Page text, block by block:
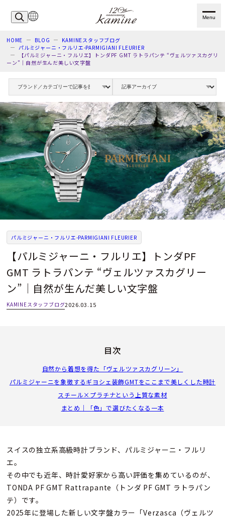
Menu
HOME BLOG
KAMINEスタッフブログ
パルミジャーニ・フルリエ-PARMIGIANI FLEURIER
【パルミジャーニ・フルリエ】トンダPF GMT ラトラパンテ “ヴェルツァスカグリ
ーン”｜自然が生んだ美しい文字盤
パルミジャーニ・フルリエ-PARMIGIANI FLEURIER
【パルミジャーニ・フルリエ】トンダPF
GMT ラトラパンテ “ヴェルツァスカグリー
ン”｜自然が生んだ美しい文字盤
KAMINEスタッフブログ2026.03.15
目次
自然から着想を得た「ヴェルツァスカグリーン」
パルミジャーニを象徴するギヨシェ装飾GMTをここまで美しくした時計
スチール×プラチナという上質な素材
まとめ｜「色」で選びたくなる一本
スイスの独立系高級時計ブランド、パルミジャーニ・フルリ
エ。
その中でも近年、時計愛好家から高い評価を集めているのが、
TONDA PF GMT Rattrapante（トンダ PF GMT ラトラパン
テ）です。
2025年に登場した新しい文字盤カラー「Verzasca（ヴェルツ